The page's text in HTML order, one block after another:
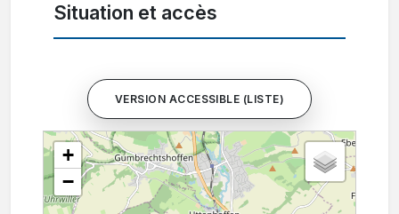
Situation et accès
VERSION ACCESSIBLE (LISTE)
+
−